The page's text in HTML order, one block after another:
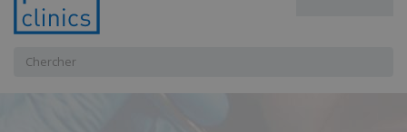
Chercher